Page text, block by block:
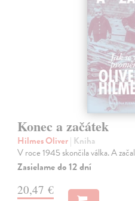
Konec a začátek
Hilmes Oliver| Kniha
V roce 1945 skončila válka. A
Zasielame do 12 dní
20,47 €